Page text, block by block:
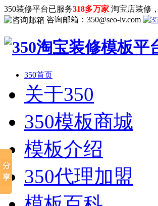
350装修平台已服务318多万家 淘宝店装修
咨询邮箱： 350@seo-lv.com
350首页
关于350
350模板商城
模板介绍
350代理加盟